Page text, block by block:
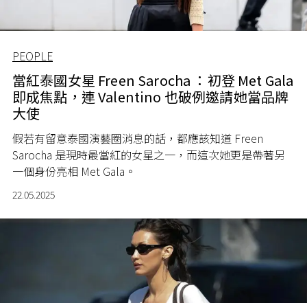
PEOPLE
當紅泰國女星 Freen Sarocha ：初登 Met Gala
即成焦點，連 Valentino 也破例邀請她當品牌
大使
假若有留意泰國演藝圈消息的話，都應該知道 Freen
Sarocha 是現時最當紅的女星之一，而這次她更是帶著另
一個身份亮相 Met Gala。
22.05.2025